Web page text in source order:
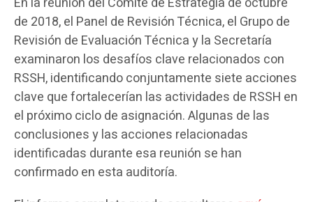
de 2018, el Panel de Revisión Técnica, el Grupo de
Revisión de Evaluación Técnica y la Secretaría
examinaron los desafíos clave relacionados con
RSSH, identificando conjuntamente siete acciones
clave que fortalecerían las actividades de RSSH en
el próximo ciclo de asignación. Algunas de las
conclusiones y las acciones relacionadas
identificadas durante esa reunión se han
confirmado en esta auditoría.